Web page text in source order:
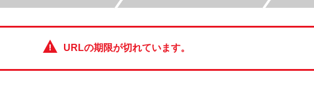
URLの期限が切れています。